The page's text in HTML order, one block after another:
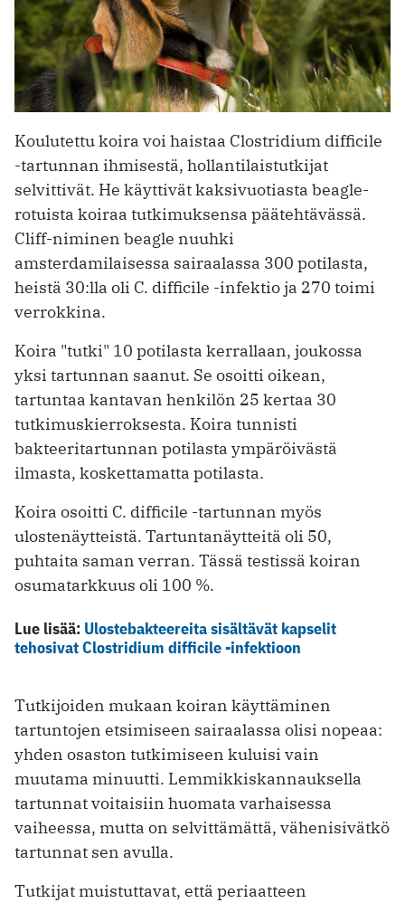
Koulutettu koira voi haistaa Clostridium difficile
-tartunnan ihmisestä, hollantilaistutkijat
selvittivät. He käyttivät kaksivuotiasta beagle-
rotuista koiraa tutkimuksensa päätehtävässä.
Cliff-niminen beagle nuuhki
amsterdamilaisessa sairaalassa 300 potilasta,
heistä 30:lla oli C. difficile -infektio ja 270 toimi
verrokkina.
Koira "tutki" 10 potilasta kerrallaan, joukossa
yksi tartunnan saanut. Se osoitti oikean,
tartuntaa kantavan henkilön 25 kertaa 30
tutkimuskierroksesta. Koira tunnisti
bakteeritartunnan potilasta ympäröivästä
ilmasta, koskettamatta potilasta.
Koira osoitti C. difficile -tartunnan myös
ulostenäytteistä. Tartuntanäytteitä oli 50,
puhtaita saman verran. Tässä testissä koiran
osumatarkkuus oli 100 %.
Lue lisää: Ulostebakteereita sisältävät kapselit
tehosivat Clostridium difficile -infektioon
Tutkijoiden mukaan koiran käyttäminen
tartuntojen etsimiseen sairaalassa olisi nopeaa:
yhden osaston tutkimiseen kuluisi vain
muutama minuutti. Lemmikkiskannauksella
tartunnat voitaisiin huomata varhaisessa
vaiheessa, mutta on selvittämättä, vähenisivätkö
tartunnat sen avulla.
Tutkijat muistuttavat, että periaatteen